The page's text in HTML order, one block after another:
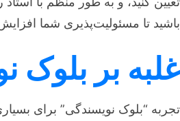
باشید تا مسئولیت‌پذیری شما افزایش
غلبه بر بلوک
تجربه “بلوک نویسندگی” برای